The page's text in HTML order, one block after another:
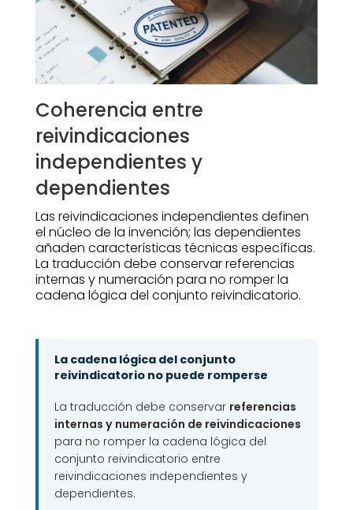
Coherencia entre
reivindicaciones
independientes y
dependientes
Las reivindicaciones independientes definen
el núcleo de la invención; las dependientes
añaden características técnicas específicas.
La traducción debe conservar referencias
internas y numeración para no romper la
cadena lógica del conjunto reivindicatorio.
La cadena lógica del conjunto
reivindicatorio no puede romperse
La traducción debe conservar referencias
internas y numeración de reivindicaciones
para no romper la cadena lógica del
conjunto reivindicatorio entre
reivindicaciones independientes y
dependientes.